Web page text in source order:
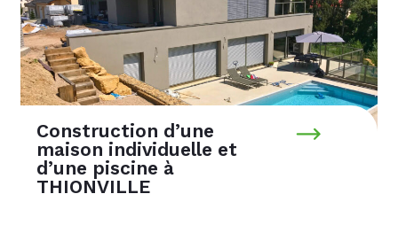
Construction d’une
maison individuelle et
d’une piscine à
THIONVILLE